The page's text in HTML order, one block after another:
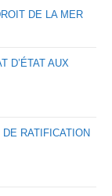
DE LA MER
D’ÉTAT AUX
RATIFICATION